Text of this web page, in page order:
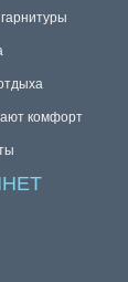
комфорт